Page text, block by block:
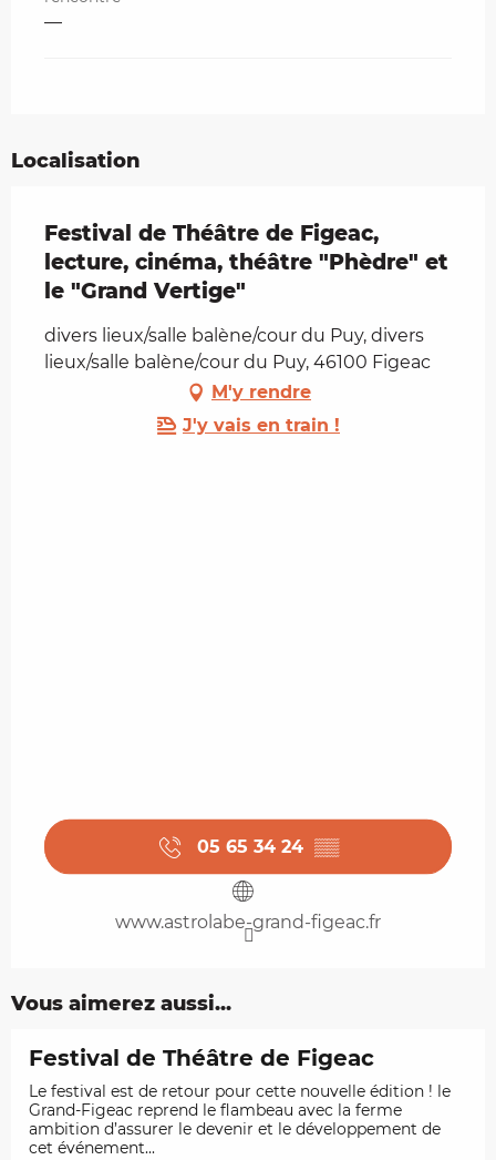
—
Localisation
Festival de Théâtre de Figeac,
lecture, cinéma, théâtre "Phèdre" et
le "Grand Vertige"
divers lieux/salle balène/cour du Puy, divers
lieux/salle balène/cour du Puy, 46100 Figeac
M'y rendre
J'y vais en train !
05 65 34 24 ▒▒
www.astrolabe-grand-figeac.fr
Vous aimerez aussi...
Festival de Théâtre de Figeac
Le festival est de retour pour cette nouvelle édition ! le
Grand-Figeac reprend le flambeau avec la ferme
ambition d’assurer le devenir et le développement de
cet événement...